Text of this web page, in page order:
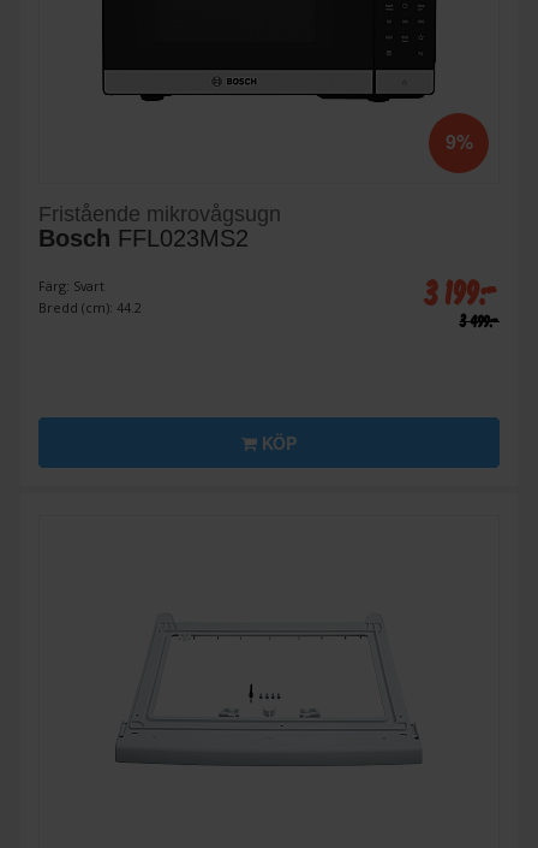
9%
Fristående mikrovågsugn
Bosch FFL023MS2
Färg: Svart
Bredd (cm): 44.2
3 199:-
3 499:-
KÖP